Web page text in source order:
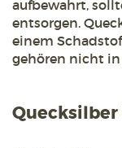
aufbewahrt,
entsorgen.
einem
gehören nicht